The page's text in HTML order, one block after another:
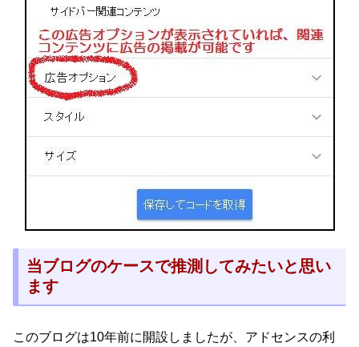
当ブログのケースで推測してみたいと思い
ます
このブログは10年前に開設しましたが、アドセンスの利